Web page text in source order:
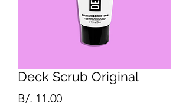
Deck Scrub Original
B/. 11.00Precio